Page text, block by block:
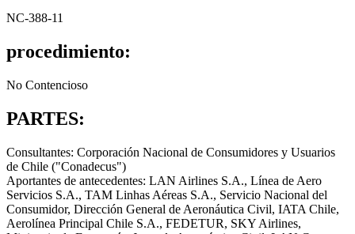
NC-388-11
procedimiento:
No Contencioso
PARTES:
Consultantes: Corporación Nacional de Consumidores y Usuarios
de Chile ("Conadecus")
Aportantes de antecedentes: LAN Airlines S.A., Línea de Aero
Servicios S.A., TAM Linhas Aéreas S.A., Servicio Nacional del
Consumidor, Dirección General de Aeronáutica Civil, IATA Chile,
Aerolínea Principal Chile S.A., FEDETUR, SKY Airlines,